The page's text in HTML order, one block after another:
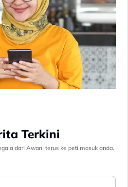
Terkini
dari Awani terus ke peti masuk anda.